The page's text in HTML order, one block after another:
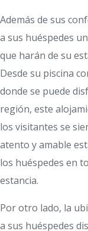
Además de sus
a sus huéspedes
que harán de su
Desde su piscina
donde se puede
región, este
los visitantes se
atento y amable
los huéspedes en
estancia.
Por otro lado, la
a sus huéspedes